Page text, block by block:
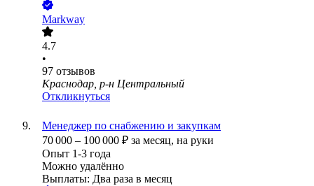
Markway
4.7
•
97 отзывов
Краснодар, р-н Центральный
Откликнуться
Менеджер по снабжению и закупкам
70 000 – 100 000 ₽ за месяц, на руки
Опыт 1-3 года
Можно удалённо
Выплаты: Два раза в месяц